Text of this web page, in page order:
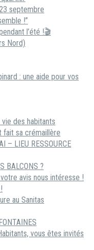
septembre
!”
l’été !🎬
Nord)
: une aide pour vos
des habitants
fait sa crémaillère
– LIEU RESSOURCE
BALCONS ?
avis nous intéresse !
au Sanitas
vous êtes invités